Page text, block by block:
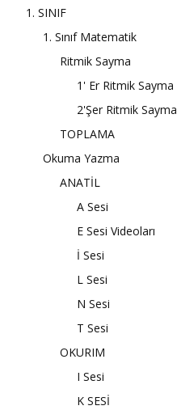
1. SINIF
1. Sınıf Matematik
Ritmik Sayma
1' Er Ritmik Sayma
2'Şer Ritmik Sayma
TOPLAMA
Okuma Yazma
ANATİL
A Sesi
E Sesi Videoları
İ Sesi
L Sesi
N Sesi
T Sesi
OKURIM
I Sesi
K SESİ